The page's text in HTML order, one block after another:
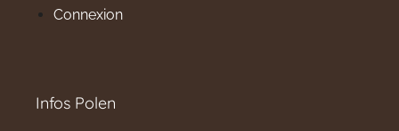
Connexion
Infos Polen